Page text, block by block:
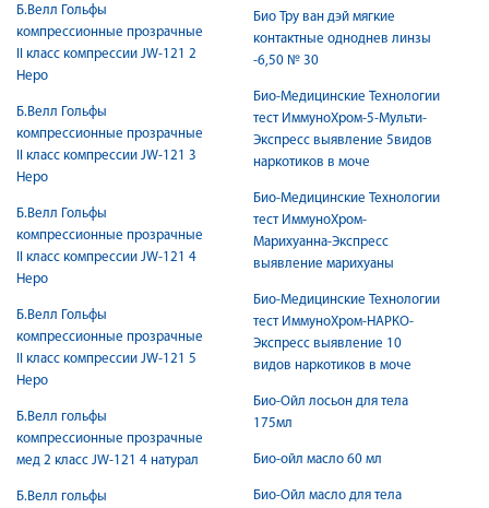
Б.Велл Гольфы
компрессионные прозрачные
II класс компрессии JW-121 2
Неро
Б.Велл Гольфы
компрессионные прозрачные
II класс компрессии JW-121 3
Неро
Б.Велл Гольфы
компрессионные прозрачные
II класс компрессии JW-121 4
Неро
Б.Велл Гольфы
компрессионные прозрачные
II класс компрессии JW-121 5
Неро
Б.Велл гольфы
компрессионные прозрачные
мед 2 класс JW-121 4 натурал
Б.Велл гольфы
Био Тру ван дэй мягкие
контактные одноднев линзы
-6,50 № 30
Био-Медицинские Технологии
тест ИммуноХром-5-Мульти-
Экспресс выявление 5видов
наркотиков в моче
Био-Медицинские Технологии
тест ИммуноХром-
Марихуанна-Экспресс
выявление марихуаны
Био-Медицинские Технологии
тест ИммуноХром-НАРКО-
Экспресс выявление 10
видов наркотиков в моче
Био-Ойл лосьон для тела
175мл
Био-ойл масло 60 мл
Био-Ойл масло для тела